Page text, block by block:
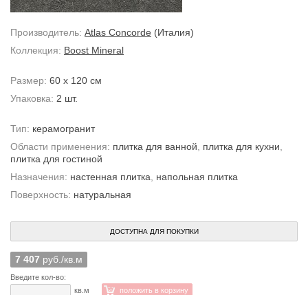
Производитель: Atlas Concorde (Италия)
Коллекция: Boost Mineral
Размер: 60 x 120 см
Упаковка: 2 шт.
Тип: керамогранит
Области применения: плитка для ванной плитка для кухни
плитка для гостиной
Назначения: настенная плитка
напольная плитка
Поверхность: натуральная
ДОСТУПНА ДЛЯ ПОКУПКИ
7 407 руб./кв.м
Введите кол-во:
кв.м
положить в корзину